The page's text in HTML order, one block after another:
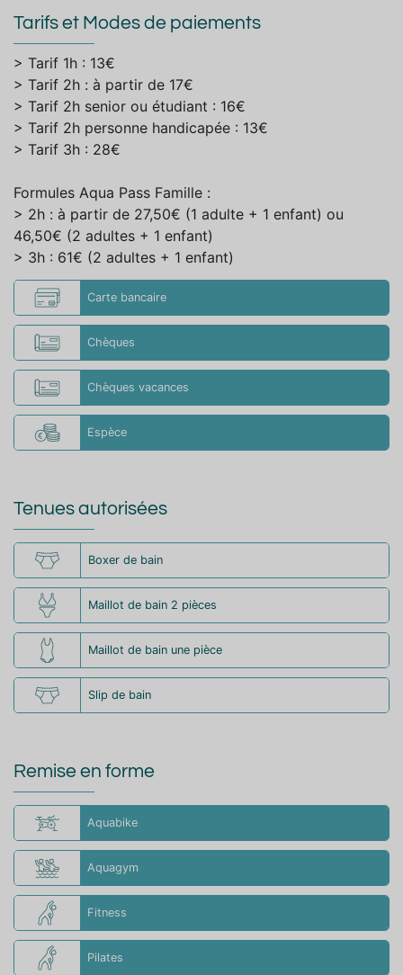
Tarifs et Modes de paiements
> Tarif 1h : 13€
> Tarif 2h : à partir de 17€
> Tarif 2h senior ou étudiant : 16€
> Tarif 2h personne handicapée : 13€
> Tarif 3h : 28€
Formules Aqua Pass Famille :
> 2h : à partir de 27,50€ (1 adulte + 1 enfant) ou
46,50€ (2 adultes + 1 enfant)
> 3h : 61€ (2 adultes + 1 enfant)
Carte bancaire
Chèques
Chèques vacances
Espèce
Tenues autorisées
Boxer de bain
Maillot de bain 2 pièces
Maillot de bain une pièce
Slip de bain
Remise en forme
Aquabike
Aquagym
Fitness
Pilates